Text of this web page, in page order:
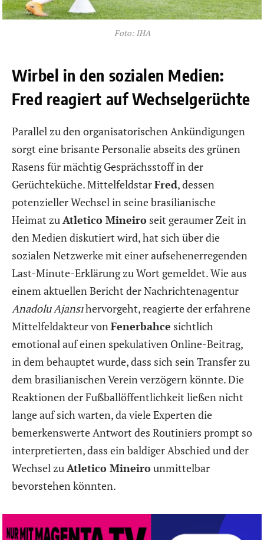
Foto: IHA
Wirbel in den sozialen Medien:
Fred reagiert auf Wechselgerüchte
Parallel zu den organisatorischen Ankündigungen
sorgt eine brisante Personalie abseits des grünen
Rasens für mächtig Gesprächsstoff in der
Gerüchteküche. MittelfeldstarFred, dessen
potenzieller Wechsel in seine brasilianische
Heimat zuAtletico Mineiro seit geraumer Zeit in
den Medien diskutiert wird, hat sich über die
sozialen Netzwerke mit einer aufsehenerregenden
Last-Minute-Erklärung zu Wort gemeldet. Wie aus
einem aktuellen Bericht der Nachrichtenagentur
Anadolu Ajansıhervorgeht, reagierte der erfahrene
Mittelfeldakteur vonFenerbahce sichtlich
emotional auf einen spekulativen Online-Beitrag,
in dem behauptet wurde, dass sich sein Transfer zu
dem brasilianischen Verein verzögern könnte. Die
Reaktionen der Fußballöffentlichkeit ließen nicht
lange auf sich warten, da viele Experten die
bemerkenswerte Antwort des Routiniers prompt so
interpretierten, dass ein baldiger Abschied und der
Wechsel zuAtletico Mineirounmittelbar
bevorstehen könnten.